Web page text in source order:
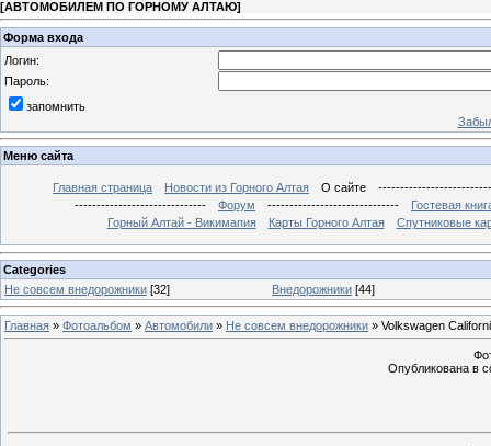
[АВТОМОБИЛЕМ ПО ГОРНОМУ АЛТАЮ]
Форма входа
Логин:
Пароль:
запомнить
Меню сайта
Главная страница Новости из Горного Алтая О сайте
------------------------------
Форум ------------------------------
Гостевая
Горный Алтай - Викимапия
Карты Горного Алтая Спутниковые
Categories
Не совсем внедорожники [32] Внедорожники [44]
Главная » Фотоальбом » Автомобили » Не совсем внедорожники » Volkswagen
Опубликована в